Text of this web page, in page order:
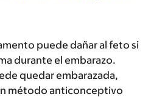
puede dañar al feto si
durante el embarazo.
quedar embarazada,
método anticonceptivo